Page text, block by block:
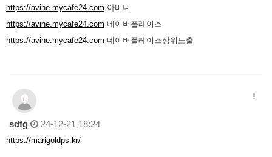
https://avine.mycafe24.com 아비니
https://avine.mycafe24.com 네이버플레이스
https://avine.mycafe24.com 네이버플레이스상위노출
sdfg 24-12-21 18:24
https://marigoldps.kr/